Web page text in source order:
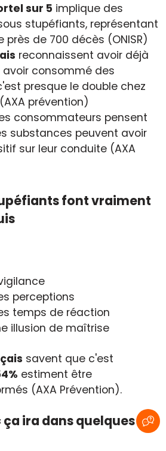
sur 5 implique des
stupéfiants, représentant
près de 700 décès (ONISR)
reconnaissent avoir déjà
consommé des
presque le double chez
prévention)
consommateurs pensent
substances peuvent avoir
sur leur conduite (AXA
font vraiment
perceptions
temps de réaction
illusion de maîtrise
savent que c'est
estiment être
(AXA Prévention).
ça ira dans quelques